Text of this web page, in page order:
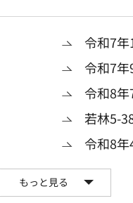
令和7年
令和7年
令和8年
若林5-
令和8年
もっと見る